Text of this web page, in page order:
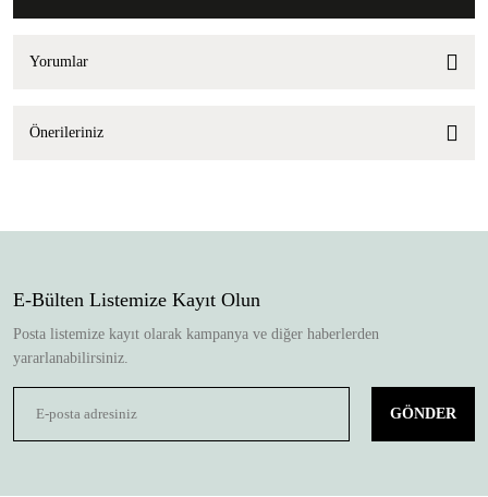
Yorumlar
Önerileriniz
E-Bülten Listemize Kayıt Olun
Posta listemize kayıt olarak kampanya ve diğer haberlerden
yararlanabilirsiniz.
GÖNDER